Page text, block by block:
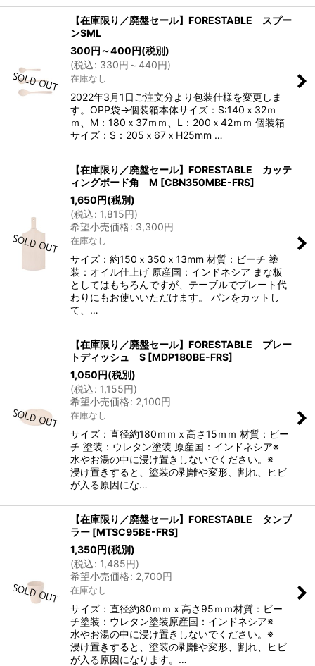
【在庫限り／廃盤セール】FORESTABLE スプー
ンSML
300円 ～400円(税別)
(税込: 330円 ～440円)
在庫なし
2022年3月1日ご注文分より包装仕様を変更しま
す。OPP袋→個装箱本体サイズ：S:140ｘ32ｍ
ｍ、M：180ｘ37ｍｍ、L：200ｘ42ｍｍ 個装箱
サイズ：S：205ｘ67ｘH25mm …
【在庫限り／廃盤セール】FORESTABLE カッテ
ィングボード角 M [CBN350MBE-FRS]
1,650円(税別)
(税込: 1,815円)
希望小売価格: 3,300円
在庫なし
サイズ：約150ｘ350ｘ13mm 材質：ビーチ 塗
装：オイル仕上げ 原産国：インドネシア まな板
としてはもちろんですが、テーブルでプレート代
わりにもお使いいただけます。 パンをカットし
て、…
【在庫限り／廃盤セール】FORESTABLE プレー
トディッシュ S [MDP180BE-FRS]
1,050円(税別)
(税込: 1,155円)
希望小売価格: 2,100円
在庫なし
サイズ：直径約180ｍｍｘ高さ15ｍｍ 材質：ビー
チ 塗装：ウレタン塗装 原産国：インドネシア※
水やお湯の中に浸け置きしないでください。※
浸け置きすると、塗装の剥離や変形、割れ、ヒビ
が入る原因にな…
【在庫限り／廃盤セール】FORESTABLE タンブ
ラー [MTSC95BE-FRS]
1,350円(税別)
(税込: 1,485円)
希望小売価格: 2,700円
在庫なし
サイズ：直径約80ｍｍｘ高さ95ｍｍ材質：ビー
チ塗装：ウレタン塗装原産国：インドネシア※
水やお湯の中に浸け置きしないでください。※
浸け置きすると、塗装の剥離や変形、割れ、ヒビ
が入る原因になります。…